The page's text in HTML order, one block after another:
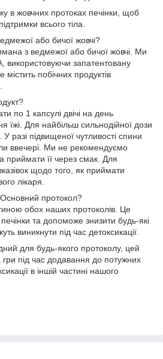
в жовчних протоках печінки, щоб
всього тіла.
або бичої жовчі?
з ведмежої або бичої жовчі. Ми
запатентовану
містить побічних продуктів
по 1 капсулі двічі на день
їжі. Для найбільш сильнодійної дози
разі підвищеної чутливості спини
ввечері. Ми не рекомендуємо
приймати її через смак. Для
щодо того, як приймати
лікаря.
протокол?
обох наших протоколів. Це
та допоможе знизити будь-які
виникнути під час детоксикації.
для будь-якого протоколу, цей
під час додавання до потужних
в іншій частині нашого